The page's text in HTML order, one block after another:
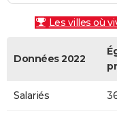
Les villes où
Données 2022
Salariés